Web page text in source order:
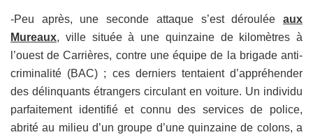
-Peu après, une seconde attaque s’est déroulée aux
Mureaux, ville située à une quinzaine de kilomètres à
l’ouest de Carrières, contre une équipe de la brigade anti-
criminalité (BAC) ; ces derniers tentaient d’appréhender
des délinquants étrangers circulant en voiture. Un individu
parfaitement identifié et connu des services de police,
abrité au milieu d’un groupe d’une quinzaine de colons, a